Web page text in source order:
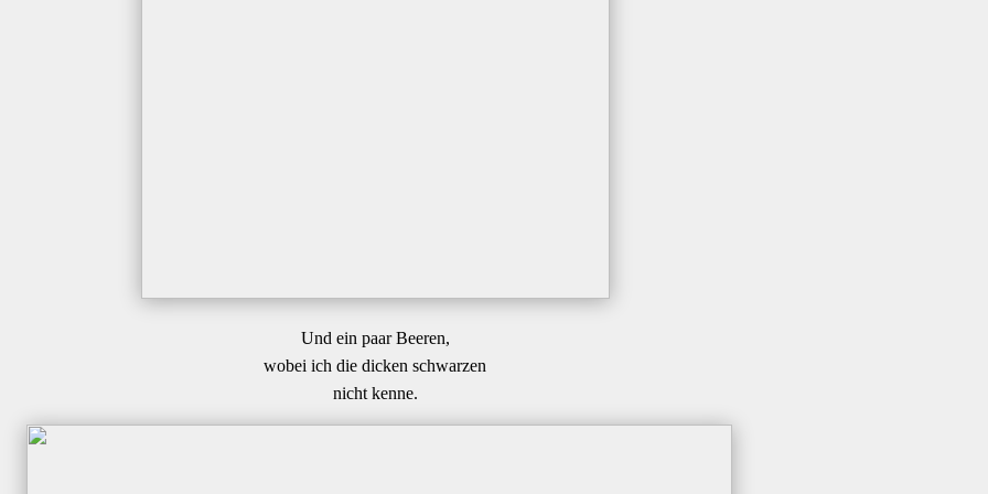
Und ein paar Beeren,
wobei ich die dicken schwarzen
nicht kenne.